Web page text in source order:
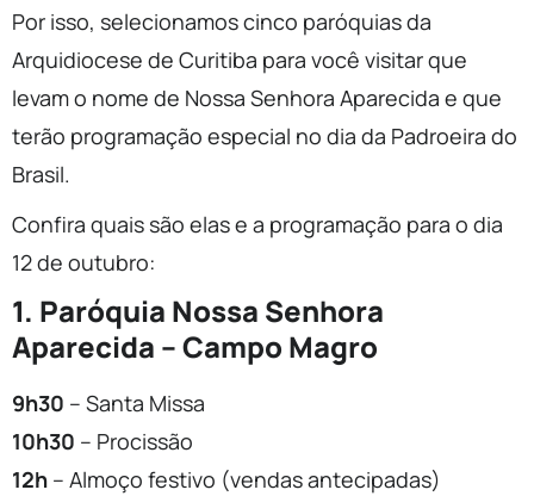
Por isso, selecionamos cinco paróquias da
Arquidiocese de Curitiba para você visitar que
levam o nome de Nossa Senhora Aparecida e que
terão programação especial no dia da Padroeira do
Brasil.
Confira quais são elas e a programação para o dia
12 de outubro:
1. Paróquia Nossa Senhora
Aparecida – Campo Magro
9h30 – Santa Missa
10h30 – Procissão
12h – Almoço festivo (vendas antecipadas)